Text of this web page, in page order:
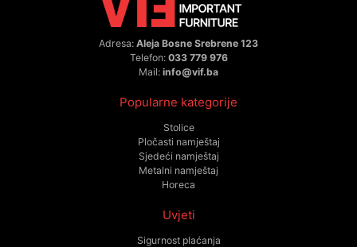
Adresa: Aleja Bosne Srebrene 123
Telefon: 033 779 976
Mail: info@vif.ba
Popularne kategorije
Stolice
Pločasti namještaj
Sjedeći namještaj
Metalni namještaj
Horeca
Uvjeti
Sigurnost plaćanja